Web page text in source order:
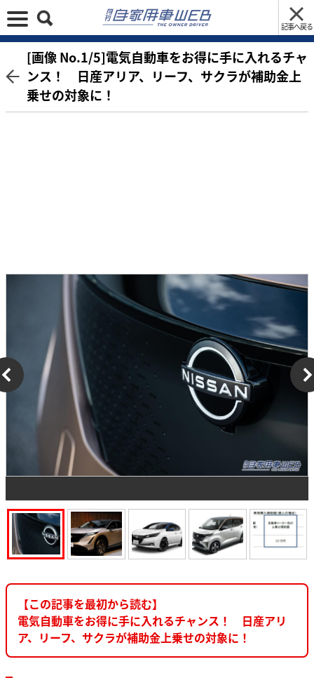
記事へ戻る
[画像 No.1/5]電気自動車をお得に手に入れるチャ
ンス！ 日産アリア、リーフ、サクラが補助金上
乗せの対象に！
【この記事を最初から読む】
電気自動車をお得に手に入れるチャンス！ 日産アリ
ア、リーフ、サクラが補助金上乗せの対象に！